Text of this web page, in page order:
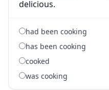
delicious.
had been cooking
has been cooking
cooked
was cooking